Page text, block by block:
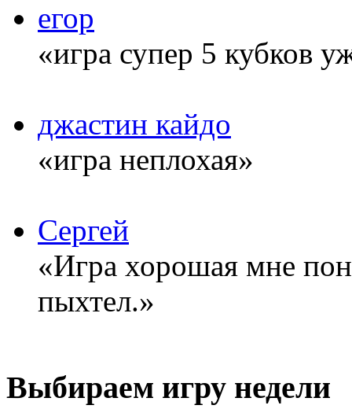
егор
«игра супер 5 кубков
джастин кайдо
«игра неплохая»
Сергей
«Игра хорошая мне
пыхтел.»
Выбираем игру недели